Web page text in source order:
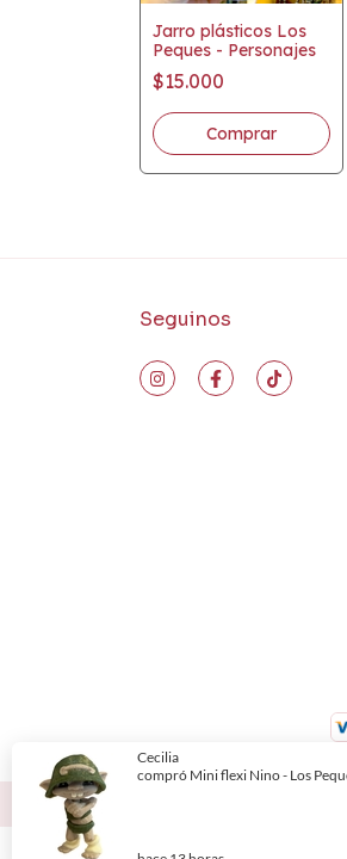
Jarro plásticos Los
Peques - Personajes
$15.000
Seguinos
Copyright Abanico - 2026.